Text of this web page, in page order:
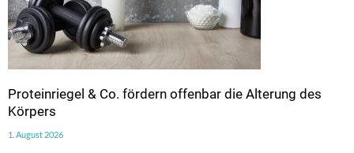
Proteinriegel & Co. fördern offenbar die Alterung des
Körpers
1. August 2026